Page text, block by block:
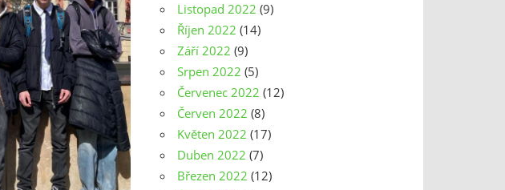
Listopad 2022 (9)
Říjen 2022 (14)
Září 2022 (9)
Srpen 2022 (5)
Červenec 2022 (12)
Červen 2022 (8)
Květen 2022 (17)
Duben 2022 (7)
Březen 2022 (12)